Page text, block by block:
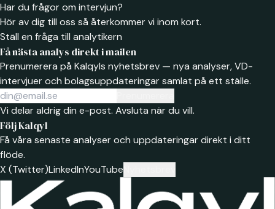
Har du frågor om intervjun?
Hör av dig till oss så återkommer vi inom kort.
Ställ en fråga till analytikern
Få nästa analys direkt i mailen
Prenumerera på Kalqyls nyhetsbrev — nya analyser, VD-
intervjuer och bolagsuppdateringar samlat på ett ställe.
Vi delar aldrig din e-post. Avsluta när du vill.
Följ Kalqyl
Få våra senaste analyser och uppdateringar direkt i ditt
flöde.
X (Twitter)LinkedInYouTube